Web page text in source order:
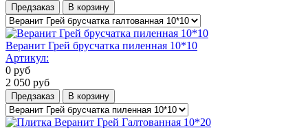
Предзаказ В корзину
Веранит Грей брусчатка пиленная 10*10
Артикул:
0 руб
2 050 руб
Предзаказ В корзину